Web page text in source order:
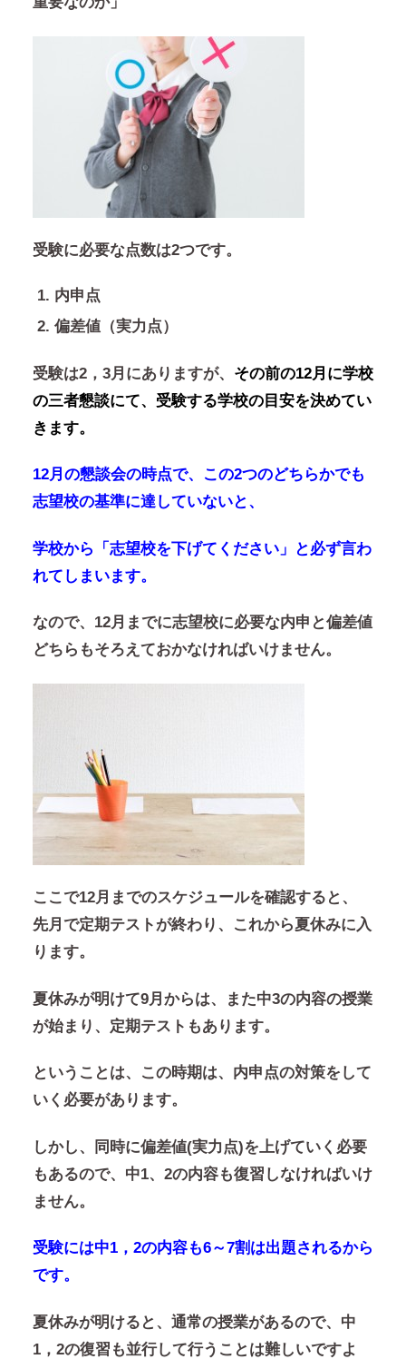
受験に必要な点数は2つです。
内申点
偏差値（実力点）
受験は2，3月にありますが、 その前の12月に学校
の三者懇談にて、受験する学校の目安を決めてい
きます。
12月の懇談会の時点で、この2つのどちらかでも
志望校の基準に達していないと、
学校から「志望校を下げてください」と必ず言わ
れてしまいます。
なので、 12月までに志望校に必要な内申と偏差値
どちらもそろえておかなければいけません。
ここで12月までのスケジュールを確認すると、
先月で定期テストが終わり、これから夏休みに入
ります。
夏休みが明けて9月からは、また中3の内容の授業
が始まり、定期テストもあります。
ということは、この時期は、内申点の対策をして
いく必要があります。
しかし、
同時に偏差値(実力点)を上げていく必要
もあるので、中1、2の内容も復習しなければいけ
ません。
受験には中1，2の内容も6～7割は出題されるから
です。
夏休みが明けると、通常の授業があるので、中
1，2の復習も並行して行うことは難しいですよ